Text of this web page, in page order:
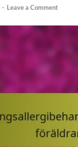
- Leave a Comment